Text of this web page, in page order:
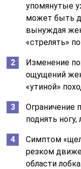
упомянутые
может быть
вынуждая
«стрелять»
Изменение
ощущений
«утиной»
Ограничение
поднять
Симптом
резком
области лобка.